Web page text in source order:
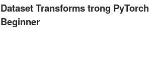
Dataset Transforms trong PyTorch
Beginner